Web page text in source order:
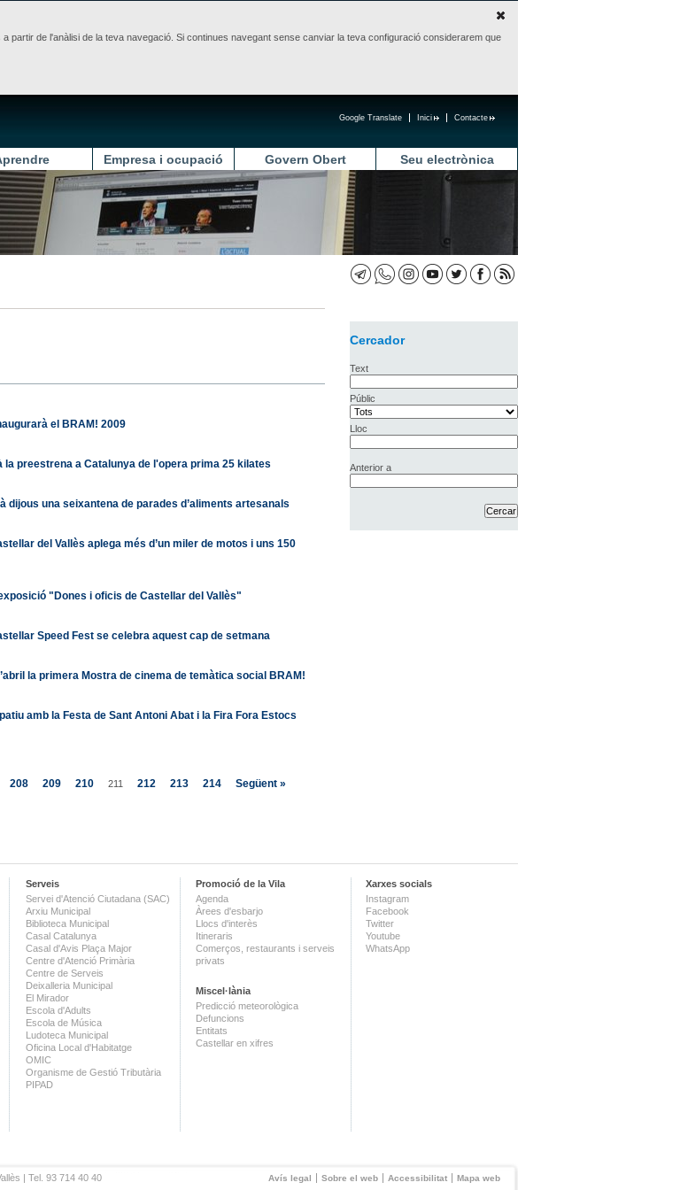
partir de l'anàlisi de la teva navegació. Si continues navegant sense canviar la teva configuració considerarem que
Contacte
Inici
Google Translate
Empresa i ocupació Govern Obert Seu electrònica
el BRAM! 2009
la preestrena a Catalunya de l'opera prima 25 kilates
dijous una seixantena de parades d’aliments artesanals
del Vallès aplega més d’un miler de motos i uns 150
"Dones i oficis de Castellar del Vallès"
Speed Fest se celebra aquest cap de setmana
la primera Mostra de cinema de temàtica social BRAM!
amb la Festa de Sant Antoni Abat i la Fira Fora Estocs
208 209 210 211 212 213 214 Següent »
Cercador
Text
Públic
Lloc
Anterior a
Serveis
Servei d'Atenció Ciutadana (SAC)
Arxiu Municipal
Biblioteca Municipal
Casal Catalunya
Casal d'Avis Plaça Major
Centre d'Atenció Primària
Centre de Serveis
Deixalleria Municipal
El Mirador
Escola d'Adults
Escola de Música
Ludoteca Municipal
Oficina Local d'Habitatge
OMIC
Organisme de Gestió Tributària
PIPAD
Promoció de la Vila
Agenda
Àrees d'esbarjo
Llocs d'interès
Itineraris
Comerços, restaurants i serveis
privats
Miscel·lània
Predicció meteorològica
Defuncions
Entitats
Castellar en xifres
Xarxes socials
Instagram
Facebook
Twitter
Youtube
WhatsApp
Avís legal Sobre el web Accessibilitat Mapa web
| Tel. 93 714 40 40